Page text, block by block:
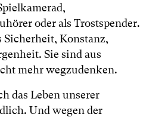
oder als Trostspender.
Sicherheit, Konstanz,
Sie sind aus
mehr wegzudenken.
das Leben unserer
Und wegen der